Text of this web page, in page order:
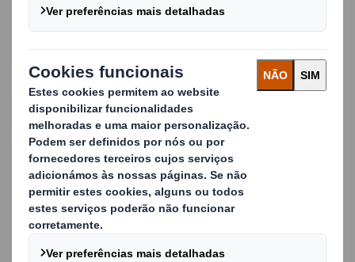
anos de experiência a trabalhar com fábricas em toda
e a extrair valor da sua
reciclagem.
Mais do que uma simples empresa de gestão de
resíduos e reciclagem, somos também uma empresa
de produção. Fazemos parte do grupo DS Smith, um
fabricante de embalagens sustentáveis líder na
Europa, suportado por atividades de reciclagem e
fabrico de papel. Produzimos mais de 2,8 milhões de
toneladas de papel e mais de 6 mil milhões de caixas
anualmente.